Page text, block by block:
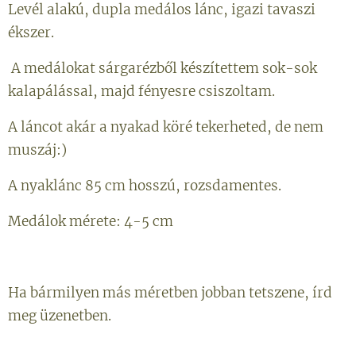
Levél alakú, dupla medálos lánc, igazi tavaszi
ékszer.
A medálokat sárgarézből készítettem sok-sok
kalapálással, majd fényesre csiszoltam.
A láncot akár a nyakad köré tekerheted, de nem
muszáj:)
A nyaklánc 85 cm hosszú, rozsdamentes.
Medálok mérete: 4-5 cm
Ha bármilyen más méretben jobban tetszene, írd
meg üzenetben.